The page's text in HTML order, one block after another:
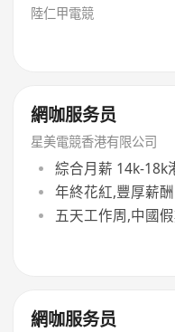
陸仁甲電競
網咖服务员
星美電競香港有限公司
綜合月薪 14k-18k
年終花紅,豐厚薪酬
五天工作周,中國
網咖服务员